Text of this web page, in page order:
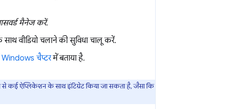
मैनेज करें.
वीडियो चलाने की सुविधा चालू करें.
Windows चैप्टरमें बताया है.
ऐप्लिकेशन के साथ इंटिग्रेट किया जा सकता है, जैसा कि